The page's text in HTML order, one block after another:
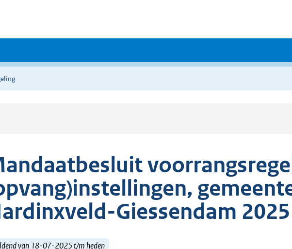
Giessendam 2025
van 18-07-2025 t/m heden